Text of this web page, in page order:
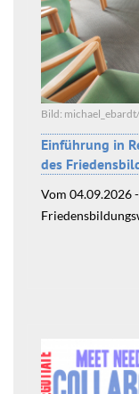
Bild:
Einführung in
des
Vom 04.09.2026